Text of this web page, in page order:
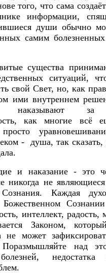
того, что сама
информации,
души обычно
самим
существа
ситуаций,
свой Свет, но, как
ими внутреннем
наказывают за
как многие всё
- душа, так
и наказание - это
никогда не являющиеся
Сознания. Каждая
интеллект,
Законом,
не может
над
болезней,